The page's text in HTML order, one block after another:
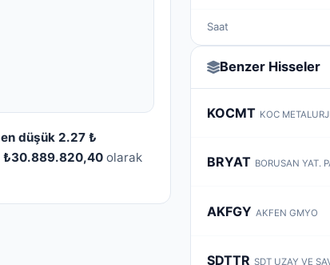
en düşük 2.27 ₺
₺30.889.820,40 olarak
Saat
Benzer Hisseler
KOCMT KOC METALURJI
BRYAT BORUSAN YAT.
AKFGY AKFEN GMYO
SDTTR SDT UZAY VE